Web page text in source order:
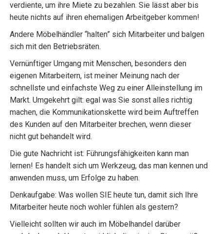
verdiente, um ihre Miete zu bezahlen. Sie lässt aber bis
heute nichts auf ihren ehemaligen Arbeitgeber kommen!
Andere Möbelhändler “halten” sich Mitarbeiter und balgen
sich mit den Betriebsräten.
Vernünftiger Umgang mit Menschen, besonders den
eigenen Mitarbeitern, ist meiner Meinung nach der
schnellste und einfachste Weg zu einer Alleinstellung im
Markt. Umgekehrt gilt: egal was Sie sonst alles richtig
machen, die Kommunikationskette wird beim Auftreffen
des Kunden auf den Mitarbeiter brechen, wenn dieser
nicht gut behandelt wird.
Die gute Nachricht ist: Führungsfähigkeiten kann man
lernen! Es handelt sich um Werkzeug, das man kennen und
anwenden muss, um Erfolge zu haben.
Denkaufgabe: Was wollen SIE heute tun, damit sich Ihre
Mitarbeiter heute noch wohler fühlen als gestern?
Vielleicht sollten wir auch im Möbelhandel darüber